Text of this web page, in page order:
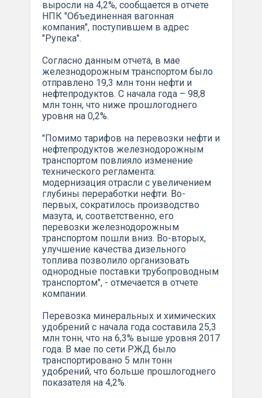
выросли на 4,2%, сообщается в отчете
НПК "Объединенная вагонная
компания", поступившем в адрес
"Рупека".
Согласно данным отчета, в мае
железнодорожным транспортом было
отправлено 19,3 млн тонн нефти и
нефтепродуктов. С начала года – 98,8
млн тонн, что ниже прошлогоднего
уровня на 0,2%.
"Помимо тарифов на перевозки нефти и
нефтепродуктов железнодорожным
транспортом повлияло изменение
технического регламента:
модернизация отрасли с увеличением
глубины переработки нефти. Во-
первых, сократилось производство
мазута, и, соответственно, его
перевозки железнодорожным
транспортом пошли вниз. Во-вторых,
улучшение качества дизельного
топлива позволило организовать
однородные поставки трубопроводным
транспортом", - отмечается в отчете
компании.
Перевозка минеральных и химических
удобрений с начала года составила 25,3
млн тонн, что на 6,3% выше уровня 2017
года. В мае по сети РЖД было
транспортировано 5 млн тонн
удобрений, что больше прошлогоднего
показателя на 4,2%.